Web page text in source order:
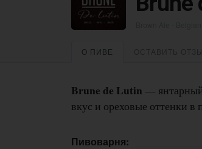
О ПИВЕ
Brune de Lutin — янтарный
вкус и ореховые оттенки в
Пивоварня: